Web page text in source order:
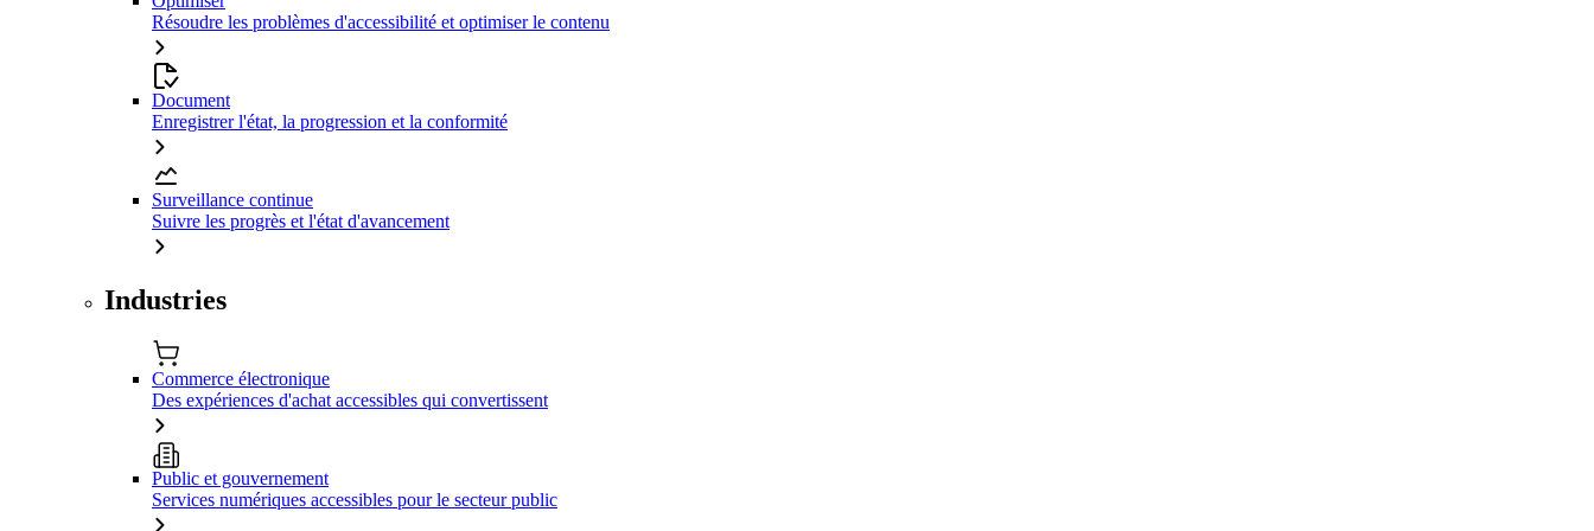
Résoudre les problèmes d'accessibilité et optimiser le contenu
Document
Enregistrer l'état, la progression et la conformité
Surveillance continue
Suivre les progrès et l'état d'avancement
Industries
Commerce électronique
Des expériences d'achat accessibles qui convertissent
Public et gouvernement
Services numériques accessibles pour le secteur public